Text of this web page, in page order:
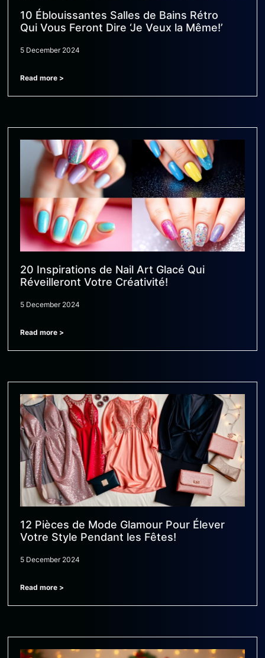
10 Éblouissantes Salles de Bains Rétro
Qui Vous Feront Dire ‘Je Veux la Même!’
5 December 2024
Read more >
20 Inspirations de Nail Art Glacé Qui
Réveilleront Votre Créativité!
5 December 2024
Read more >
12 Pièces de Mode Glamour Pour Élever
Votre Style Pendant les Fêtes!
5 December 2024
Read more >